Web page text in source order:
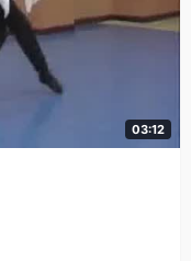
03:12